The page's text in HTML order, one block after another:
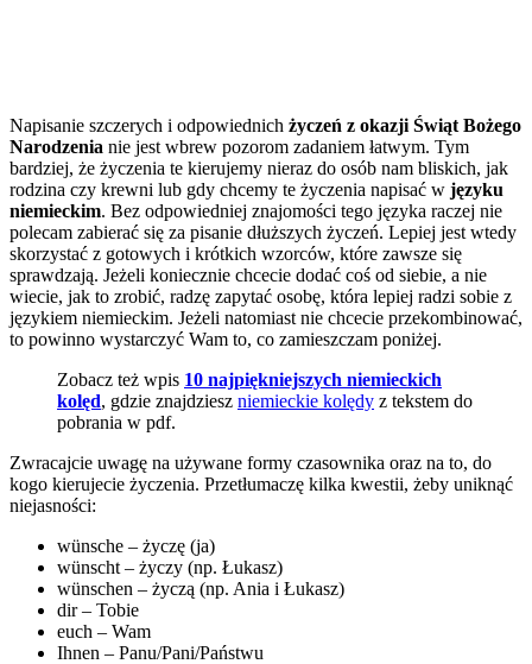
Napisanie szczerych i odpowiednich życzeń z okazji Świąt Bożego
Narodzenia nie jest wbrew pozorom zadaniem łatwym. Tym
bardziej, że życzenia te kierujemy nieraz do osób nam bliskich, jak
rodzina czy krewni lub gdy chcemy te życzenia napisać w języku
niemieckim. Bez odpowiedniej znajomości tego języka raczej nie
polecam zabierać się za pisanie dłuższych życzeń. Lepiej jest wtedy
skorzystać z gotowych i krótkich wzorców, które zawsze się
sprawdzają. Jeżeli koniecznie chcecie dodać coś od siebie, a nie
wiecie, jak to zrobić, radzę zapytać osobę, która lepiej radzi sobie z
językiem niemieckim. Jeżeli natomiast nie chcecie przekombinować,
to powinno wystarczyć Wam to, co zamieszczam poniżej.
Zobacz też wpis 10 najpiękniejszych niemieckich
kolęd, gdzie znajdziesz niemieckie kolędy z tekstem do
pobrania w pdf.
Zwracajcie uwagę na używane formy czasownika oraz na to, do
kogo kierujecie życzenia. Przetłumaczę kilka kwestii, żeby uniknąć
niejasności:
wünsche – życzę (ja)
wünscht – życzy (np. Łukasz)
wünschen – życzą (np. Ania i Łukasz)
dir – Tobie
euch – Wam
Ihnen – Panu/Pani/Państwu